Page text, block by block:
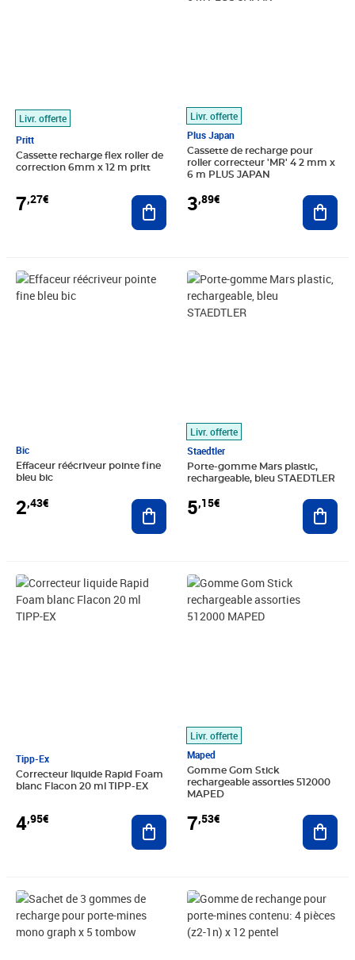
Livr. offerte
Pritt
Cassette recharge flex roller de
correction 6mm x 12 m pritt
7,27€ Ajouter au panier
Livr. offerte
Plus Japan
Cassette de recharge pour
roller correcteur 'MR' 4 2 mm x
6 m PLUS JAPAN
3,89€
Bic
Effaceur réécriveur pointe fine
bleu bic
2,43€
Prix 2,43€
Ajouter au panier
Livr. offerte
Staedtler
Porte-gomme Mars plastic,
rechargeable, bleu STAEDTLER
5,15€
Prix 5,15€
Tipp-Ex
Correcteur liquide Rapid Foam
blanc Flacon 20 ml TIPP-EX
4,95€
Prix 4,95€
Ajouter au panier
Livr. offerte
Maped
Gomme Gom Stick
rechargeable assorties 512000
MAPED
7,53€
Prix 7,53€
Prix 10,68€ Prix 3,90€